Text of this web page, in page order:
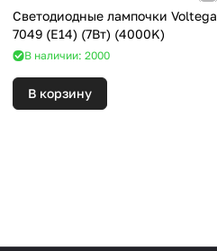
Светодиодные лампочки Voltega
7049 (E14) (7Вт) (4000K)
В наличии: 2000
В корзину